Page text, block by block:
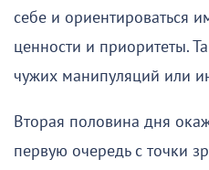
себе и ориентироваться
ценности и приоритеты.
чужих манипуляций или
Вторая половина дня
первую очередь с точки